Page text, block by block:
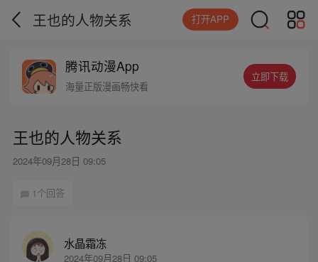
王也的人物关系 打开APP
腾讯动漫App
海量正版漫画畅快看
立即下载
王也的人物关系
2024年09月28日 09:05
1个回答
水晶霜冻
2024年09月28日 09:05